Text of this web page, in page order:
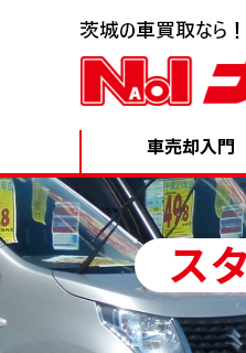
車売却入門
ス